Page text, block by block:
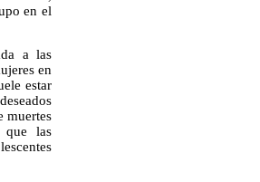
en el
a las
en
estar
muertes
que las